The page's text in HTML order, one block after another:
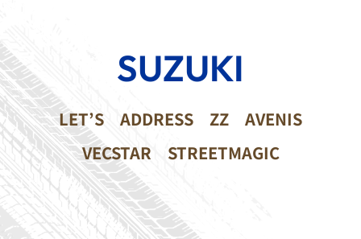
SUZUKI
LET’S ADDRESS ZZ
AVENIS
VECSTAR
STREETMAGIC